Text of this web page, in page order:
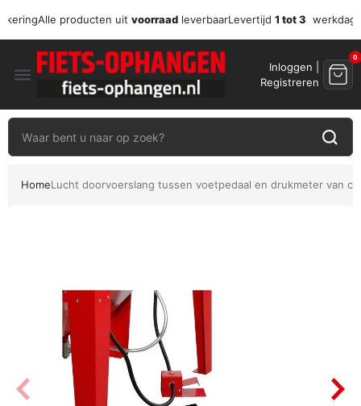
Alle producten uit voorraad leverbaarLevertijd 1 tot 3
menu
Inloggen |
Registreren
0
HomeLucht doorvoerslang tussen voetpedaal en drukmeter van